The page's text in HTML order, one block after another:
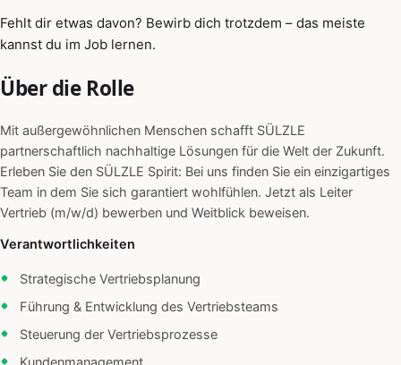
Fehlt dir etwas davon? Bewirb dich trotzdem – das meiste
kannst du im Job lernen.
Über die Rolle
Mit außergewöhnlichen Menschen schafft SÜLZLE
partnerschaftlich nachhaltige Lösungen für die Welt der Zukunft.
Erleben Sie den SÜLZLE Spirit: Bei uns finden Sie ein einzigartiges
Team in dem Sie sich garantiert wohlfühlen. Jetzt als Leiter
Vertrieb (m/w/d) bewerben und Weitblick beweisen.
Verantwortlichkeiten
Strategische Vertriebsplanung
Führung & Entwicklung des Vertriebsteams
Steuerung der Vertriebsprozesse